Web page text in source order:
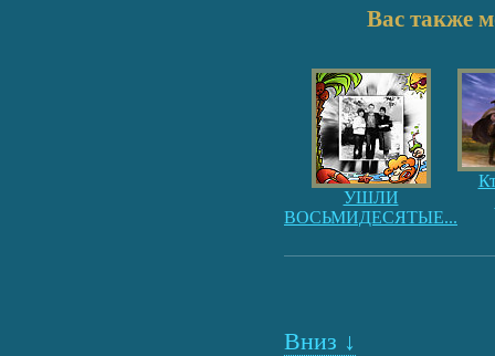
Вас также
УШЛИ
ВОСЬМИДЕСЯТЫЕ...
Вниз ↓